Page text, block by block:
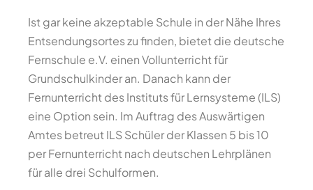
Ist gar keine akzeptable Schule in der Nähe Ihres
Entsendungsortes zu finden, bietet die deutsche
Fernschule e.V. einen Vollunterricht für
Grundschulkinder an. Danach kann der
Fernunterricht des Instituts für Lernsysteme (ILS)
eine Option sein. Im Auftrag des Auswärtigen
Amtes betreut ILS Schüler der Klassen 5 bis 10
per Fernunterricht nach deutschen Lehrplänen
für alle drei Schulformen.